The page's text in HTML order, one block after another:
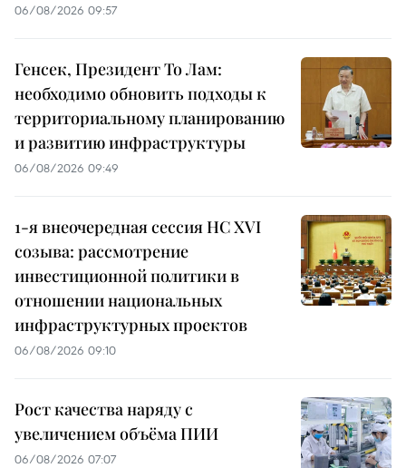
06/08/2026 09:57
Генсек, Президент То Лам:
необходимо обновить подходы к
территориальному планированию
и развитию инфраструктуры
06/08/2026 09:49
1-я внеочередная сессия НС XVI
созыва: рассмотрение
инвестиционной политики в
отношении национальных
инфраструктурных проектов
06/08/2026 09:10
Рост качества наряду с
увеличением объёма ПИИ
06/08/2026 07:07